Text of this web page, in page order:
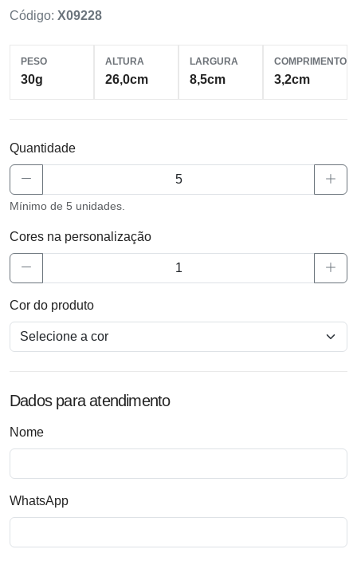
Código: X09228
PESO
30g
ALTURA
26,0cm
LARGURA
8,5cm
COMPRIMENTO
3,2cm
Quantidade
Mínimo de 5 unidades.
Cores na personalização
Cor do produto
Dados para atendimento
Nome
WhatsApp